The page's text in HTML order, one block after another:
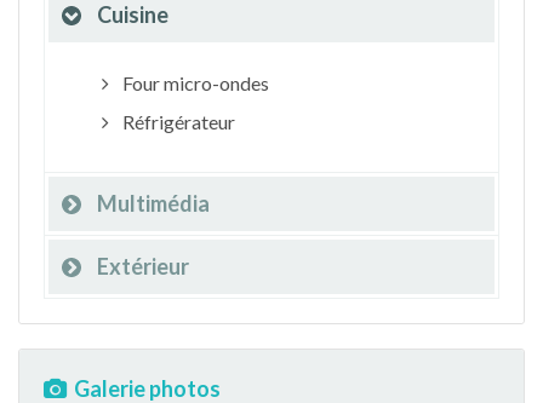
Cuisine
Four micro-ondes
Réfrigérateur
Multimédia
Extérieur
Galerie photos